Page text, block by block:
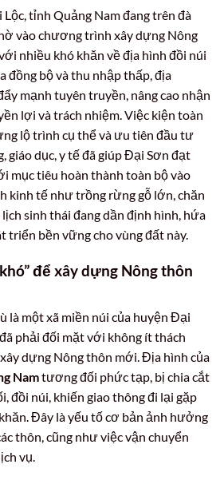
tỉnh Quảng Nam đang trên đà
vào chương trình xây dựng Nông
nhiều khó khăn về địa hình đồi núi
đồng bộ và thu nhập thấp, địa
mạnh tuyên truyền, nâng cao nhận
lợi và trách nhiệm. Việc kiện toàn
lộ trình cụ thể và ưu tiên đầu tư
giáo dục, y tế đã giúp Đại Sơn đạt
mục tiêu hoàn thành toàn bộ vào
kinh tế như trồng rừng gỗ lớn, chăn
sinh thái đang dần định hình, hứa
triển bền vững cho vùng đất này.
để xây dựng Nông thôn
là một xã miền núi của huyện Đại
phải đối mặt với không ít thách
dựng Nông thôn mới. Địa hình của
Namtương đối phức tạp, bị chia cắt
đồi núi, khiến giao thông đi lại gặp
Đây là yếu tố cơ bản ảnh hưởng
thôn, cũng như việc vận chuyển
vụ.